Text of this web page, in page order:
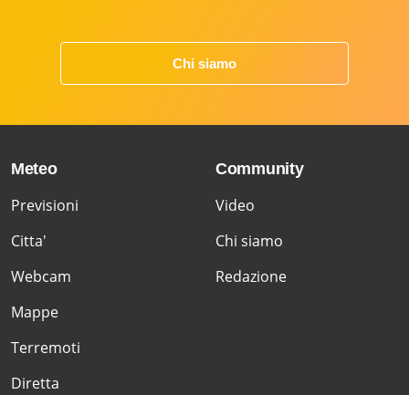
Chi siamo
Meteo
Previsioni
Citta'
Webcam
Mappe
Terremoti
Diretta
Community
Video
Chi siamo
Redazione